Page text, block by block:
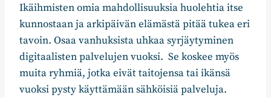
Ikäihmisten omia mahdollisuuksia huolehtia itse
kunnostaan ja arkipäivän elämästä pitää tukea eri
tavoin. Osaa vanhuksista uhkaa syrjäytyminen
digitaalisten palvelujen vuoksi. Se koskee myös
muita ryhmiä, jotka eivät taitojensa tai ikänsä
vuoksi pysty käyttämään sähköisiä palveluja.